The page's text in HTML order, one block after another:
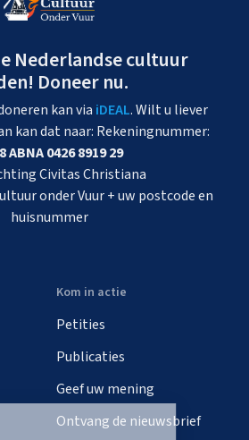
Nederlandse cultuur
Doneer nu.
kan via iDEAL. Wilt u liever
kan dat naar: Rekeningnummer:
ABNA 0426 8919 29
Civitas Christiana
onder Vuur + uw postcode en
huisnummer
Kom in actie
Petities
Publicaties
Geef uw mening
Ontvang de nieuwsbrief